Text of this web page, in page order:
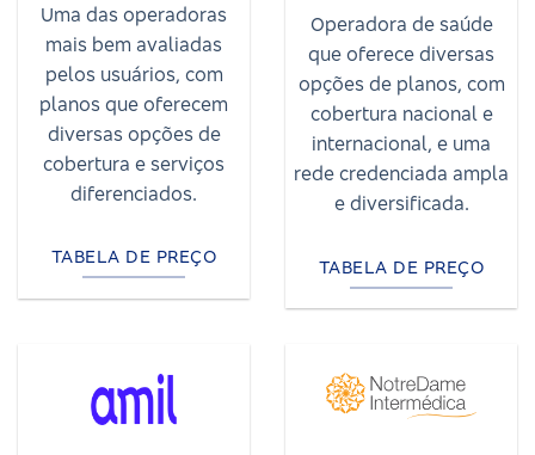
Uma das operadoras
mais bem avaliadas
pelos usuários, com
planos que oferecem
diversas opções de
cobertura e serviços
diferenciados.
TABELA DE PREÇO
Operadora de saúde
que oferece diversas
opções de planos, com
cobertura nacional e
internacional, e uma
rede credenciada ampla
e diversificada.
TABELA DE PREÇO